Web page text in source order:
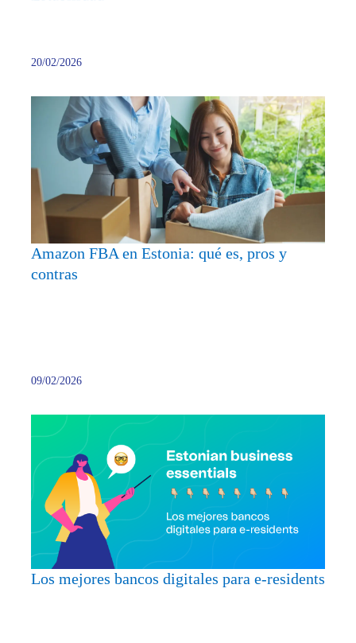
20/02/2026
FBA
en
qué
y
Amazon FBA en Estonia: qué es, pros y
contras
09/02/2026
Los mejores bancos digitales para e-residents